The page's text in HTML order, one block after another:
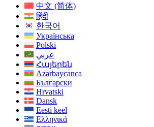
中文 (简体)
हिंदी
한국어
Українська
Polski
عربي
Հայերեն
Azərbaycanca
Български
Hrvatski
Dansk
Eesti keel
Ελληνικά